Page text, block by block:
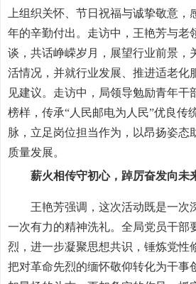
上组织关怀、节日祝福与诚挚敬意，
年的辛勤付出。走访中，王艳芳与老
谈，共话峥嵘岁月，展望行业前景，
活情况，并就行业发展、推进适老化
见建议。走访中，局领导勉励青年干
榜样，传承“人民邮电为人民”优良传
脉，立足岗位担当作为，以昂扬姿态
质量发展。
薪火相传守初心，踔厉奋发向未
王艳芳强调，这次活动既是一次
一次有力的精神洗礼。全局党员干部
烈，进一步凝聚思想共识，锤炼党性
把对革命先烈的缅怀敬仰转化为干事